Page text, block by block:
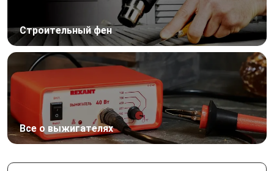
Строительный фен
Все о выжигателях